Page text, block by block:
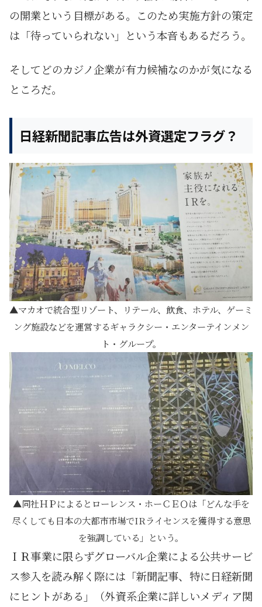
の開業という目標がある。このため実施方針の策定
は「待っていられない」という本音もあるだろう。
そしてどのカジノ企業が有力候補なのかが気になる
ところだ。
日経新聞記事広告は外資選定フラグ？
マカオで統合型リゾート、リテール、飲食、ホテル、ゲーミ
ング施設などを運営するギャラクシー・エンターテインメン
ト・グループ。
同社ＨＰによるとローレンス・ホーＣＥＯは「どんな手を
尽くしても日本の大都市市場でIRライセンスを獲得する意思
を強調している」という。
ＩＲ事業に限らずグローバル企業による公共サービ
ス参入を読み解く際には「新聞記事、特に日経新聞
にヒントがある」（外資系企業に詳しいメディア関